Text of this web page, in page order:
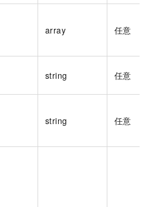
array 任意
string 任意
string 任意